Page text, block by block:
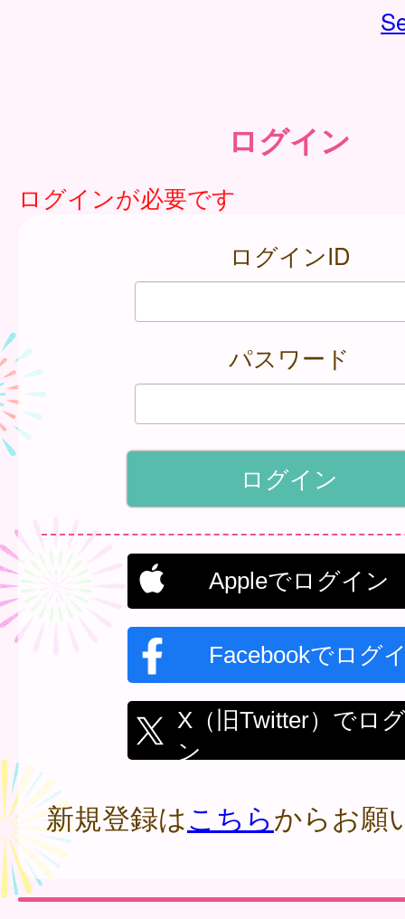
ログイン
ログインが必要です
ログインID
パスワード
Appleでログイン
Facebookでログ
X（旧Twitter）でロ
ン
新規登録はこちらからお願